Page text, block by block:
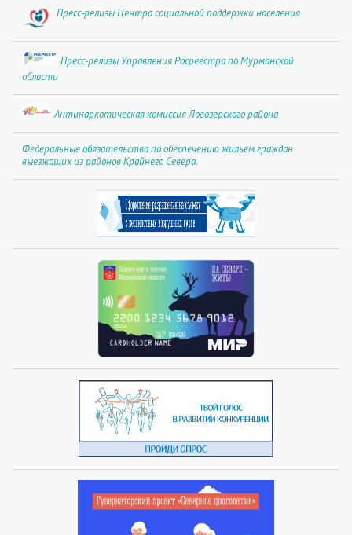
Пресс-релизы Центра социальной поддержки населения
Пресс-релизы Управления Росреестра по Мурманской
области
Антинаркотическая комиссия Ловозерского района
Федеральные обязательства по обеспечению жильем граждан
выезжащих из районов Крайнего Севера.